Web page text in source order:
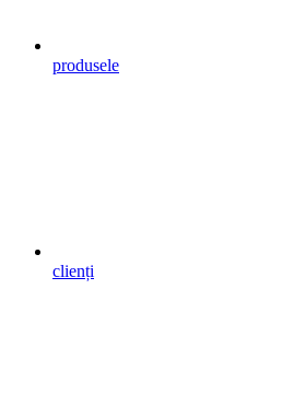
produsele
clienți